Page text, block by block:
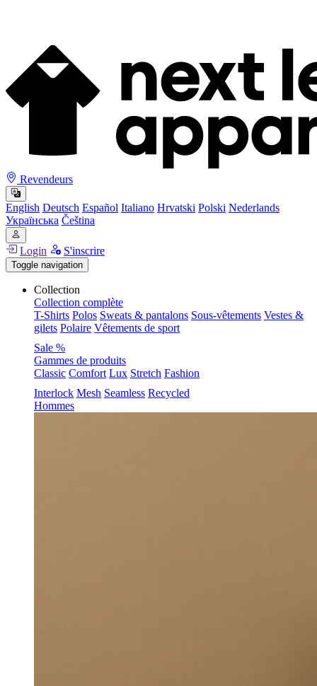
Revendeurs
English Deutsch Español Italiano Hrvatski Polski Nederlands
Українська Čeština
Login S'inscrire
Toggle navigation
Collection
Collection complète
T-Shirts Polos Sweats & pantalons Sous-vêtements Vestes &
gilets Polaire Vêtements de sport
Sale %
Gammes de produits
Classic Comfort Lux Stretch Fashion
Interlock Mesh Seamless Recycled
Hommes